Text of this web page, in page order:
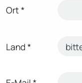
Ort*
Land*